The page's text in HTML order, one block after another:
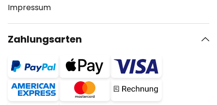
Impressum
Zahlungsarten